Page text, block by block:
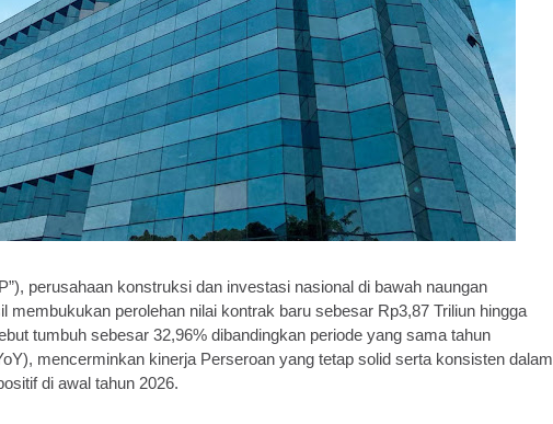
perusahaan konstruksi dan investasi nasional di bawah naungan
membukukan perolehan nilai kontrak baru sebesar Rp3,87 Triliun hingga
tumbuh sebesar 32,96% dibandingkan periode yang sama tahun
mencerminkan kinerja Perseroan yang tetap solid serta konsisten dalam
di awal tahun 2026.